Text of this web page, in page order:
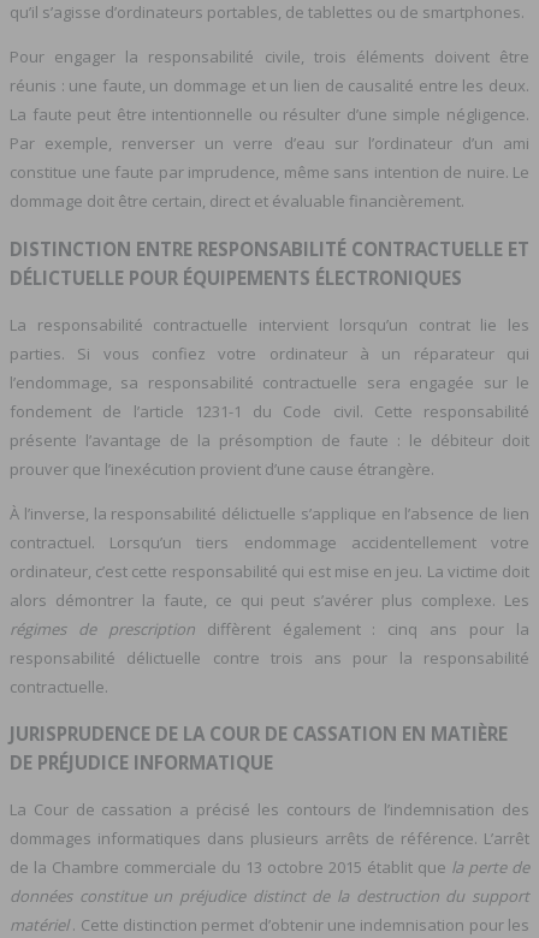
qu’il s’agisse d’ordinateurs portables, de tablettes ou de smartphones.
Pour engager la responsabilité civile, trois éléments doivent être
réunis : une faute, un dommage et un lien de causalité entre les deux.
La faute peut être intentionnelle ou résulter d’une simple négligence.
Par exemple, renverser un verre d’eau sur l’ordinateur d’un ami
constitue une faute par imprudence, même sans intention de nuire. Le
dommage doit être certain, direct et évaluable financièrement.
DISTINCTION ENTRE RESPONSABILITÉ CONTRACTUELLE ET
DÉLICTUELLE POUR ÉQUIPEMENTS ÉLECTRONIQUES
La responsabilité contractuelle intervient lorsqu’un contrat lie les
parties. Si vous confiez votre ordinateur à un réparateur qui
l’endommage, sa responsabilité contractuelle sera engagée sur le
fondement de l’article 1231-1 du Code civil. Cette responsabilité
présente l’avantage de la présomption de faute : le débiteur doit
prouver que l’inexécution provient d’une cause étrangère.
À l’inverse, la responsabilité délictuelle s’applique en l’absence de lien
contractuel. Lorsqu’un tiers endommage accidentellement votre
ordinateur, c’est cette responsabilité qui est mise en jeu. La victime doit
alors démontrer la faute, ce qui peut s’avérer plus complexe. Les
régimes de prescription diffèrent également : cinq ans pour la
responsabilité délictuelle contre trois ans pour la responsabilité
contractuelle.
JURISPRUDENCE DE LA COUR DE CASSATION EN MATIÈRE
DE PRÉJUDICE INFORMATIQUE
La Cour de cassation a précisé les contours de l’indemnisation des
dommages informatiques dans plusieurs arrêts de référence. L’arrêt
de la Chambre commerciale du 13 octobre 2015 établit que la perte de
données constitue un préjudice distinct de la destruction du support
matériel. Cette distinction permet d’obtenir une indemnisation pour les